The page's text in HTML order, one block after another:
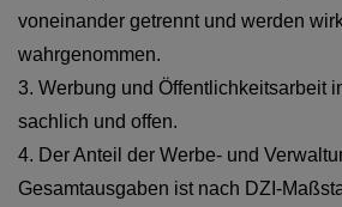
voneinander getrennt und werden
wahrgenommen.
3. Werbung und Öffentlichkeitsarbeit
sachlich und offen.
4. Der Anteil der Werbe- und
Gesamtausgaben ist nach DZI-